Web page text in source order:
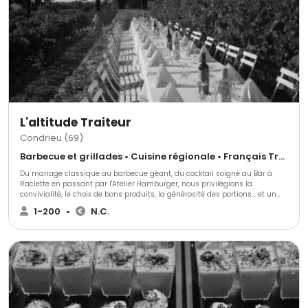
L'altitude Traiteur
Condrieu (69)
Barbecue et grillades • Cuisine régionale • Français Traditionnel
Du mariage classique au barbecue géant, du cocktail soigné au Bar à
Raclette en passant par l'Atelier Hamburger, nous privilégions la
convivialité, le choix de bons produits, la générosité des portions... et un
service toujours professionnel agréable. Passionnés et inventifs, nous
aimons suivre nos clients dans leurs projets atypiques !
1-200 • N.C.